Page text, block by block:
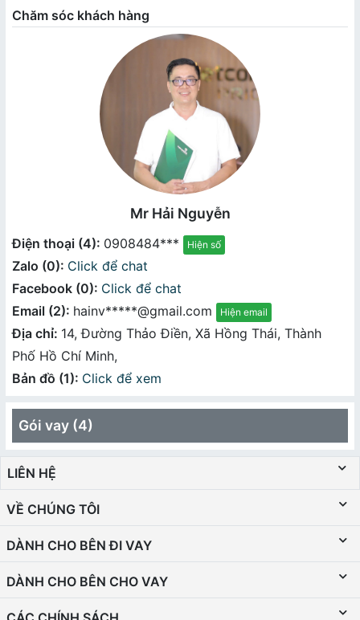
Chăm sóc khách hàng
Mr Hải Nguyễn
Điện thoại (4): 0908484*** Hiện số
Zalo (0): Click để chat
Facebook (0): Click để chat
Email (2): hainv*****@gmail.com Hiện email
Địa chỉ: 14, Đường Thảo Điền, Xã Hồng Thái, Thành
Phố Hồ Chí Minh,
Bản đồ (1): Click để xem
Gói vay (4)
LIÊN HỆ
VỀ CHÚNG TÔI
DÀNH CHO BÊN ĐI VAY
DÀNH CHO BÊN CHO VAY